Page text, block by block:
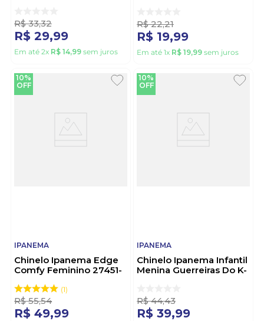
R$ 33,32
R$ 29,99
Em até 2x R$ 14,99 sem juros
R$ 22,21
R$ 19,99
Em até 1x R$ 19,99 sem juros
10%
OFF
IPANEMA
Chinelo Ipanema Edge
Comfy Feminino 27451-
1
R$ 55,54
R$ 49,99
10%
OFF
IPANEMA
Chinelo Ipanema Infantil
Menina Guerreiras Do K-
R$ 44,43
R$ 39,99